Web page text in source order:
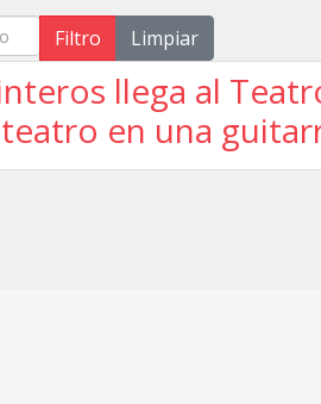
Filtro Limpiar
llega al
en una